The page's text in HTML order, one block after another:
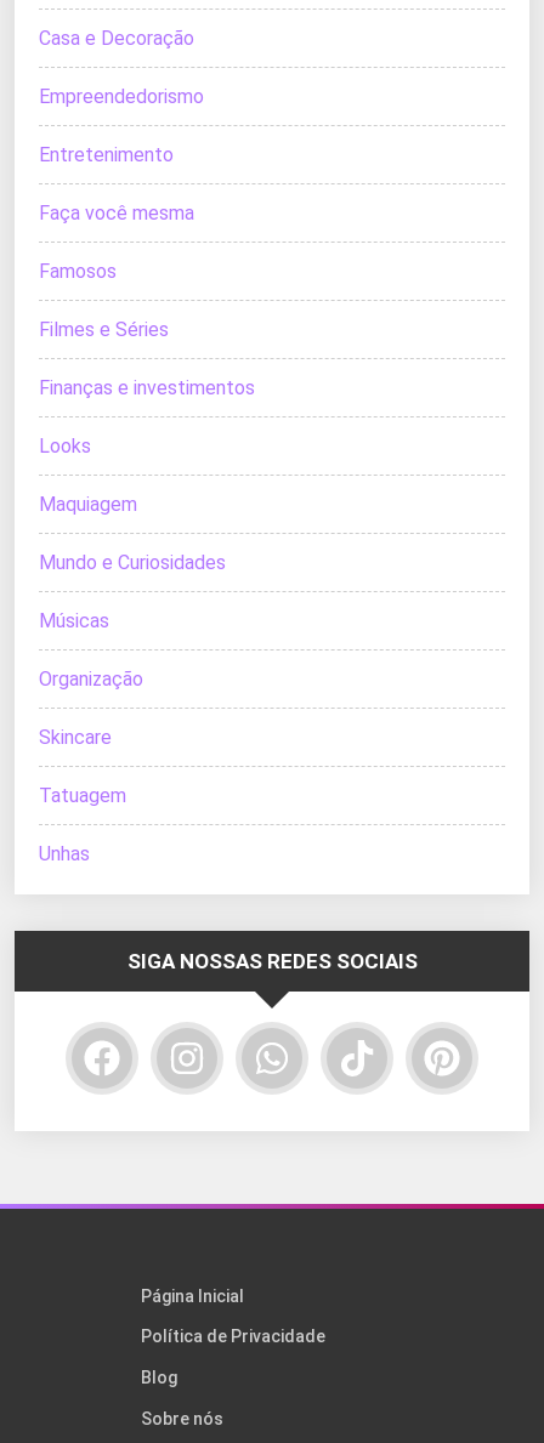
Casa e Decoração
Empreendedorismo
Entretenimento
Faça você mesma
Famosos
Filmes e Séries
Finanças e investimentos
Looks
Maquiagem
Mundo e Curiosidades
Músicas
Organização
Skincare
Tatuagem
Unhas
SIGA NOSSAS REDES SOCIAIS
Página Inicial
Política de Privacidade
Blog
Sobre nós